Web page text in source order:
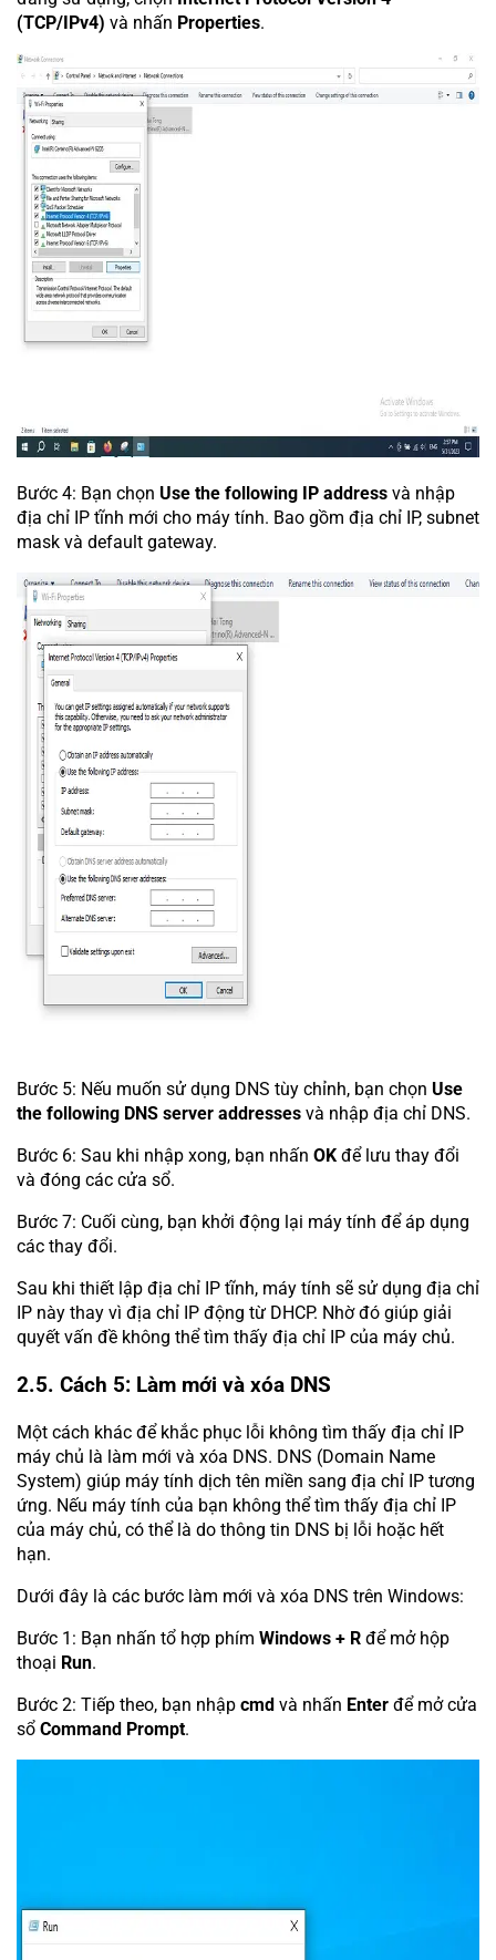
(TCP/IPv4) và nhấn Properties.
Bước 4: Bạn chọn Use the following IP address và nhập
địa chỉ IP tĩnh mới cho máy tính. Bao gồm địa chỉ IP, subnet
mask và default gateway.
Bước 5: Nếu muốn sử dụng DNS tùy chỉnh, bạn chọn Use
the following DNS server addresses và nhập địa chỉ DNS.
Bước 6: Sau khi nhập xong, bạn nhấn OK để lưu thay đổi
và đóng các cửa sổ.
Bước 7: Cuối cùng, bạn khởi động lại máy tính để áp dụng
các thay đổi.
Sau khi thiết lập địa chỉ IP tĩnh, máy tính sẽ sử dụng địa chỉ
IP này thay vì địa chỉ IP động từ DHCP. Nhờ đó giúp giải
quyết vấn đề không thể tìm thấy địa chỉ IP của máy chủ.
2.5. Cách 5: Làm mới và xóa DNS
Một cách khác để khắc phục lỗi không tìm thấy địa chỉ IP
máy chủ là làm mới và xóa DNS. DNS (Domain Name
System) giúp máy tính dịch tên miền sang địa chỉ IP tương
ứng. Nếu máy tính của bạn không thể tìm thấy địa chỉ IP
của máy chủ, có thể là do thông tin DNS bị lỗi hoặc hết
hạn.
Dưới đây là các bước làm mới và xóa DNS trên Windows:
Bước 1: Bạn nhấn tổ hợp phím Windows + R để mở hộp
thoại Run.
Bước 2: Tiếp theo, bạn nhập cmd và nhấn Enter để mở cửa
sổ Command Prompt.